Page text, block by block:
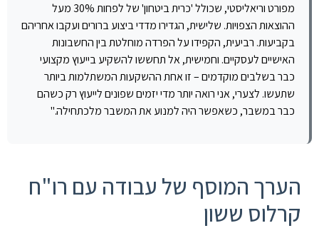
מפורט וריאליסטי, שכולל 'כרית ביטחון' של לפחות 30% מעל
ההוצאות הצפויות. שלישית, הגדירו מדדי ביצוע ברורים ועקבו אחריהם
בקביעות. רביעית, הקפידו על הפרדה מוחלטת בין החשבונות
האישיים לעסקיים. וחמישית, אל תחששו להשקיע בייעוץ מקצועי
כבר בשלבים מוקדמים – זו אחת ההשקעות המשתלמות ביותר
שתעשו. לצערי, אני רואה יותר מדי יזמים שפונים לייעוץ רק כשהם
כבר במשבר, כשאפשר היה למנוע את המשבר מלכתחילה."
הערך המוסף של עבודה עם רו"ח
קרלוס ששון